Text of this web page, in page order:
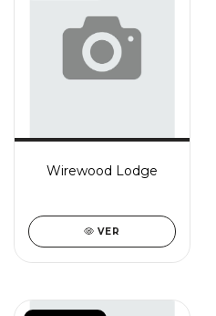
Wirewood Lodge
VER